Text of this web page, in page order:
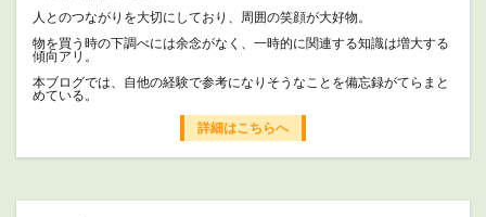
人とのつながりを大切にしており、周囲の笑顔が大好物。
物を買う時の下調べには余念がなく、一時的に関連する知識は増大する
傾向アリ。
本ブログでは、自他の経験で参考になりそうなことを備忘録がてらまと
めている。
詳細はこちらへ